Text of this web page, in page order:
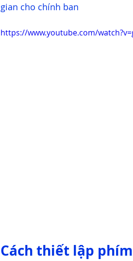
gian cho chính ban
https://www.youtube.com/
Cách thiết lập phím